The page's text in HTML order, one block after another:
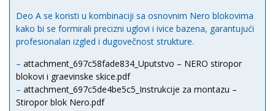
Deo A se koristi u kombinaciji sa osnovnim Nero blokovima
kako bi se formirali precizni uglovi i ivice bazena, garantujući
profesionalan izgled i dugovečnost strukture.
– attachment_697c58fade834_Uputstvo – NERO stiropor
blokovi i graevinske skice.pdf
– attachment_697c5de4be5c5_Instrukcije za montazu –
Stiropor blok Nero.pdf